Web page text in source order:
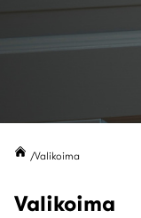
Valikoima
Valikoima